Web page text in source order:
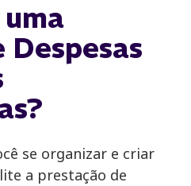
se organizar e criar
a prestação de